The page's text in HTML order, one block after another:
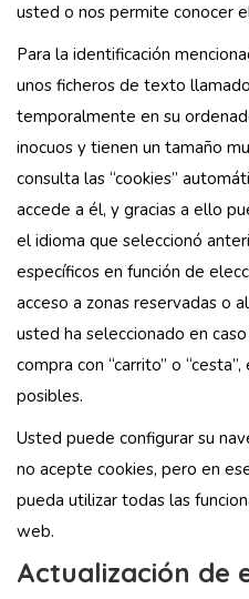
usted o nos permite conocer
Para la identificación
unos ficheros de texto
temporalmente en su
inocuos y tienen un tamaño
consulta las “cookies”
accede a él, y gracias a ello
el idioma que seleccionó
específicos en función de
acceso a zonas reservadas o
usted ha seleccionado en
compra con “carrito” o
posibles.
Usted puede configurar su
no acepte cookies, pero en
pueda utilizar todas las
web.
Actualización de